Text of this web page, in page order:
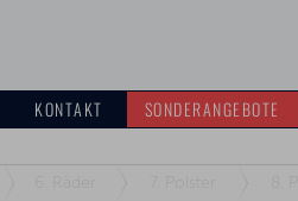
KONTAKT SONDERANGEBOTE